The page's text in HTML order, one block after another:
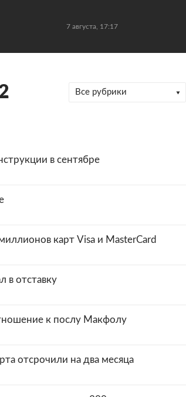
7 августа, 17:17
Все рубрики
в сентябре
карт Visa и MasterCard
в отставку
к послу Макфолу
отсрочили на два месяца